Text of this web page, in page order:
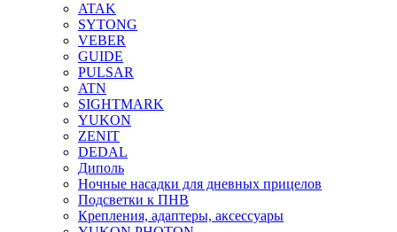
ATAK
SYTONG
VEBER
GUIDE
PULSAR
ATN
SIGHTMARK
YUKON
ZENIT
DEDAL
Диполь
Ночные насадки для дневных прицелов
Подсветки к ПНВ
Крепления, адаптеры, аксессуары